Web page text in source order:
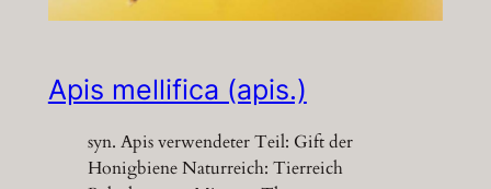
Apis mellifica (apis.)
syn. Apis verwendeter Teil: Gift der
Honigbiene Naturreich: Tierreich